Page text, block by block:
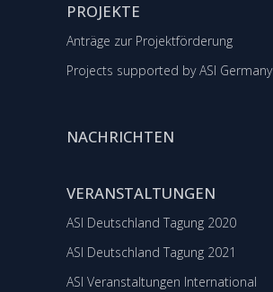
PROJEKTE
Anträge zur Projektförderung
Projects supported by ASI Germany
NACHRICHTEN
VERANSTALTUNGEN
ASI Deutschland Tagung 2020
ASI Deutschland Tagung 2021
ASI Veranstaltungen International